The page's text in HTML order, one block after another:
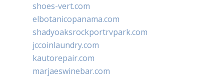
shoes-vert.com
elbotanicopanama.com
shadyoaksrockportrvpark.com
jccoinlaundry.com
kautorepair.com
marjaeswinebar.com